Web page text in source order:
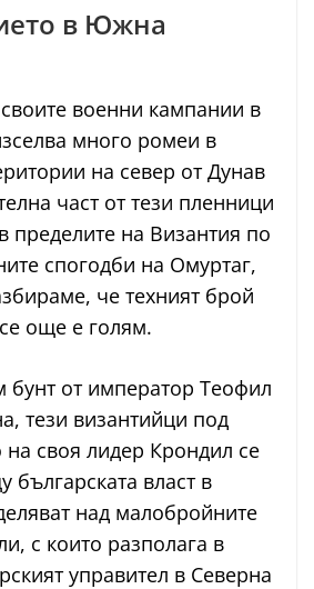
в Южна
военни кампании в
много ромеи в
на север от Дунав
част от тези пленници
пределите на Византия по
спогодби на Омуртаг,
че техният брой
още е голям.
бунт от император Теофил
тези византийци под
на своя лидер Крондил се
българската власт в
над малобройните
с които разполага в
управител в Северна